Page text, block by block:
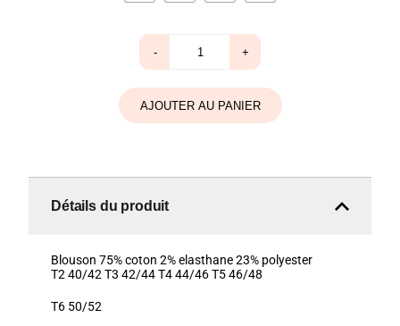
de
Blouson
Jean
- +
AJOUTER AU PANIER
Détails du produit
Blouson 75% coton 2% elasthane 23% polyester
T2 40/42 T3 42/44 T4 44/46 T5 46/48
T6 50/52